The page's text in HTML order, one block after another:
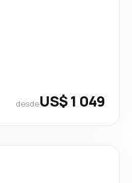
desdeUS$ 1 049